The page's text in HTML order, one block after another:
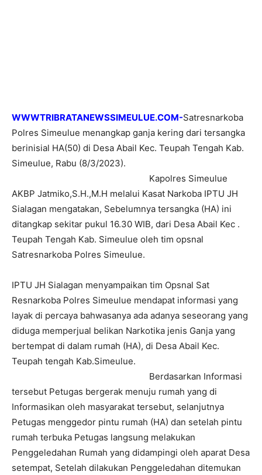
WWWTRIBRATANEWSSIMEULUE.COM-Satresnarkoba
Polres Simeulue menangkap ganja kering dari tersangka
berinisial HA(50) di Desa Abail Kec. Teupah Tengah Kab.
Simeulue, Rabu (8/3/2023).
Kapolres Simeulue
AKBP Jatmiko,S.H.,M.H melalui Kasat Narkoba IPTU JH
Sialagan mengatakan, Sebelumnya tersangka (HA) ini
ditangkap sekitar pukul 16.30 WIB, dari Desa Abail Kec .
Teupah Tengah Kab. Simeulue oleh tim opsnal
Satresnarkoba Polres Simeulue.
IPTU JH Sialagan menyampaikan tim Opsnal Sat
Resnarkoba Polres Simeulue mendapat informasi yang
layak di percaya bahwasanya ada adanya seseorang yang
diduga memperjual belikan Narkotika jenis Ganja yang
bertempat di dalam rumah (HA), di Desa Abail Kec.
Teupah tengah Kab.Simeulue.
Berdasarkan Informasi
tersebut Petugas bergerak menuju rumah yang di
Informasikan oleh masyarakat tersebut, selanjutnya
Petugas menggedor pintu rumah (HA) dan setelah pintu
rumah terbuka Petugas langsung melakukan
Penggeledahan Rumah yang didampingi oleh aparat Desa
setempat, Setelah dilakukan Penggeledahan ditemukan